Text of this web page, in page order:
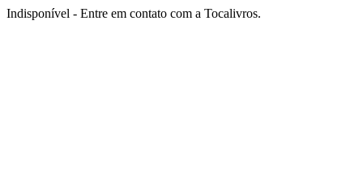
Indisponível - Entre em contato com a Tocalivros.